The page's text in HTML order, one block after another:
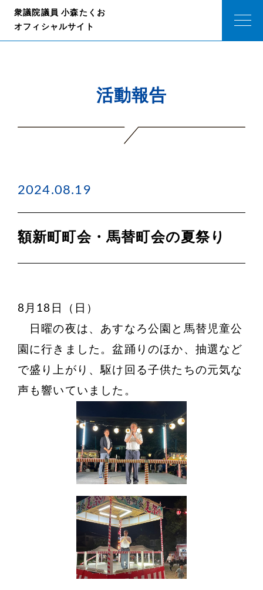
衆議院議員 小森たくお
オフィシャルサイト
活動報告
2024.08.19
額新町町会・馬替町会の夏祭り
8月18日（日）
日曜の夜は、あすなろ公園と馬替児童公
園に行きました。盆踊りのほか、抽選など
で盛り上がり、駆け回る子供たちの元気な
声も響いていました。